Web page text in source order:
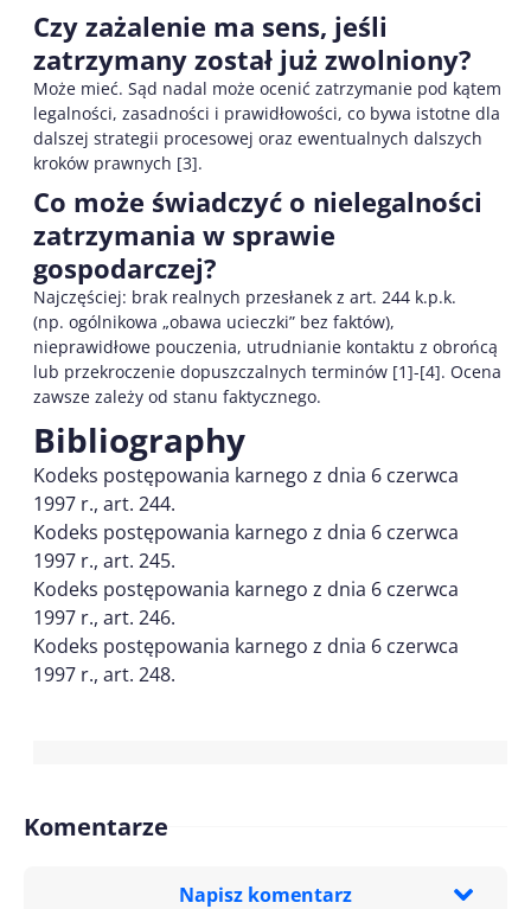
Czy zażalenie ma sens, jeśli
zatrzymany został już zwolniony?
Może mieć. Sąd nadal może ocenić zatrzymanie pod kątem
legalności, zasadności i prawidłowości, co bywa istotne dla
dalszej strategii procesowej oraz ewentualnych dalszych
kroków prawnych [3].
Co może świadczyć o nielegalności
zatrzymania w sprawie
gospodarczej?
Najczęściej: brak realnych przesłanek z art. 244 k.p.k.
(np. ogólnikowa „obawa ucieczki” bez faktów),
nieprawidłowe pouczenia, utrudnianie kontaktu z obrońcą
lub przekroczenie dopuszczalnych terminów [1]-[4]. Ocena
zawsze zależy od stanu faktycznego.
Bibliography
Kodeks postępowania karnego z dnia 6 czerwca
1997 r., art. 244.
Kodeks postępowania karnego z dnia 6 czerwca
1997 r., art. 245.
Kodeks postępowania karnego z dnia 6 czerwca
1997 r., art. 246.
Kodeks postępowania karnego z dnia 6 czerwca
1997 r., art. 248.
Komentarze
Napisz komentarz